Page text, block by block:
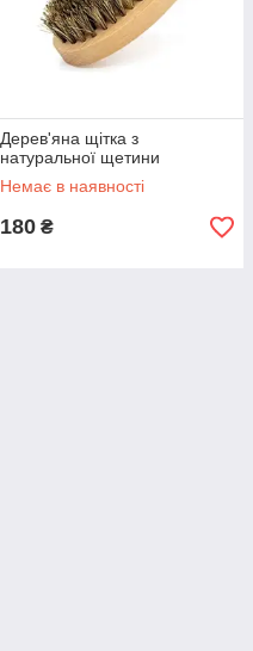
Дерев'яна щітка з
натуральної щетини
Немає в наявності
180 ₴